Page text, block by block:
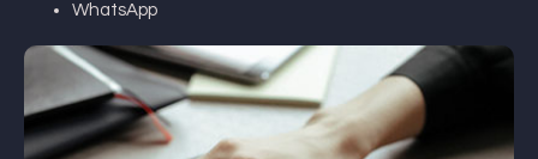
WhatsApp